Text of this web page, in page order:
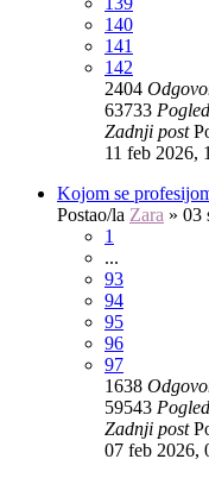
140
141
142
2404
63733
Zadnji post
11 feb 2026,
Kojom se
Postao/la Zara » 03
1
...
93
94
95
96
97
1638
59543
Zadnji post
07 feb 2026,